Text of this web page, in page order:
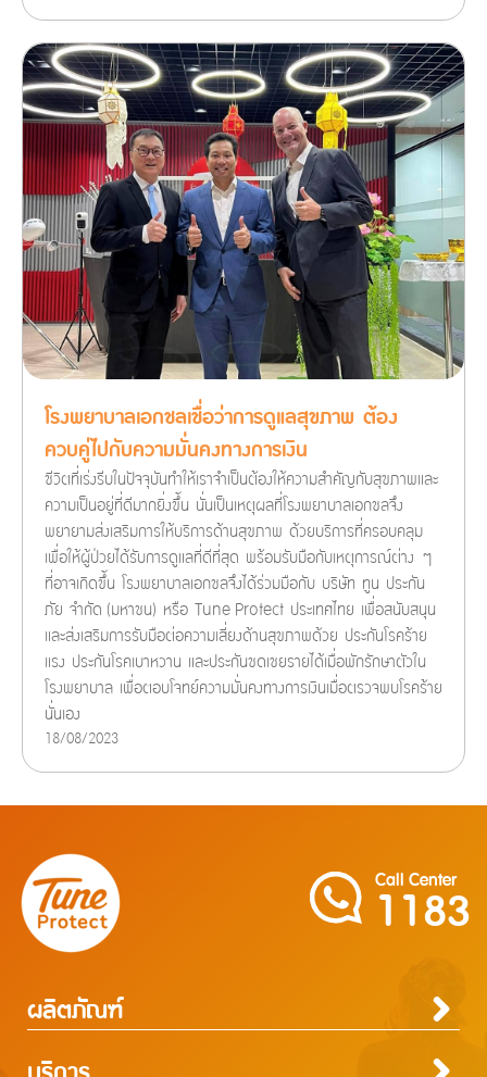
โรงพยาบาลเอกชลเชื่อว่าการดูแลสุขภาพ ต้อง
ควบคู่ไปกับความมั่นคงทางการเงิน
ชีวิตที่เร่งรีบในปัจจุบันทำให้เราจำเป็นต้องให้ความสำคัญกับสุขภาพและ
ความเป็นอยู่ที่ดีมากยิ่งขึ้น นั่นเป็นเหตุผลที่โรงพยาบาลเอกชลจึง
พยายามส่งเสริมการให้บริการด้านสุขภาพ ด้วยบริการที่ครอบคลุม
เพื่อให้ผู้ป่วยได้รับการดูแลที่ดีที่สุด พร้อมรับมือกับเหตุการณ์ต่าง ๆ
ที่อาจเกิดขึ้น โรงพยาบาลเอกชลจึงได้ร่วมมือกับ บริษัท ทูน ประกัน
ภัย จำกัด (มหาชน) หรือ Tune Protect ประเทศไทย เพื่อสนับสนุน
และส่งเสริมการรับมือต่อความเสี่ยงด้านสุขภาพด้วย ประกันโรคร้าย
แรง ประกันโรคเบาหวาน และประกันชดเชยรายได้เมื่อพักรักษาตัวใน
โรงพยาบาล เพื่อตอบโจทย์ความมั่นคงทางการเงินเมื่อตรวจพบโรคร้าย
นั่นเอง
18/08/2023
Call Center
1183
ผลิตภัณฑ์
ประกันภัยการเดินทาง
ประกันความเสี่ยงภัยทุกชนิดสำหรับงานรับเหมาก่อสร้าง/ติดตั้งเครื่องจักร